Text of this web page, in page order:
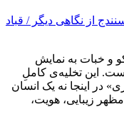
از نگاهی دیگر / قباد
و خبات به نمایش
این تخلیه‌ی کاملِ
در اینجا نه یک انسان
زیبایی، هویت،